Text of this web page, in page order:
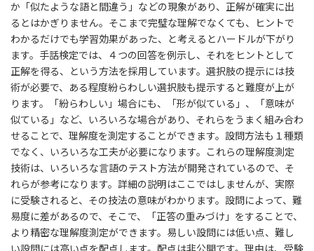
か「似たような語と間違う」などの現象があり、正解が確実に出
るとはかぎりません。そこまで完璧な理解でなくても、ヒントで
わかるだけでも学習効果があった、と考えるとハードルが下がり
ます。手話検定では、４つの回答を例示し、それをヒントとして
正解を得る、という方法を採用しています。選択肢の提示には技
術が必要で、ある程度紛らわしい選択肢も提示すると難度が上が
ります。「紛らわしい」場合にも、「形が似ている」、「意味が
似ている」など、いろいろな場合があり、それらをうまく組み合わ
せることで、理解度を測定することができます。設問方法も１種類
でなく、いろいろな工夫が必要になります。これらの理解度測定
技術は、いろいろな言語のテスト方法が開発されているので、そ
れらが参考になります。詳細の説明はここではしませんが、実際
に受験されると、その技法の意味がわかります。設問によって、難
易度に差があるので、そこで、「正答の重みづけ」をすることで、
より精密な理解度測定ができます。易しい設問には低い点、難し
い設問には高い点を配点します。配点は非公開です。理由は、受験